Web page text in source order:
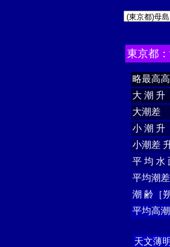
東京都
略最高
大 潮 升
大潮差
小 潮 升
小潮差
平 均 水
平均潮差
潮 齢［
平均高
天文薄明